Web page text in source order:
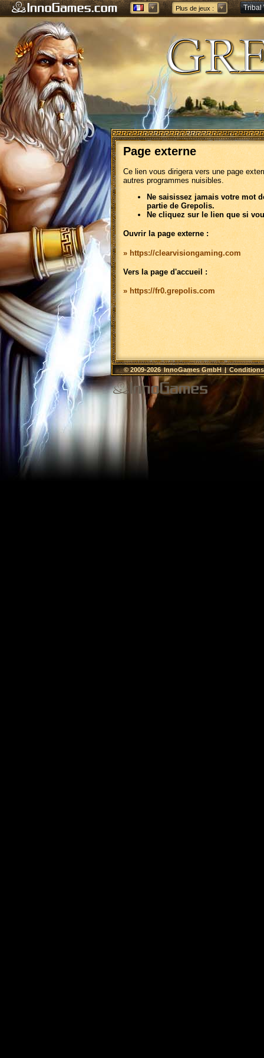
Plus de jeux : Tribal
Page externe
Ce lien vous dirigera vers une page
autres programmes nuisibles.
Ne saisissez jamais votre mot
partie de Grepolis.
Ne cliquez sur le lien que si
Ouvrir la page externe :
» https://clearvisiongaming.com
Vers la page d'accueil :
» https://fr0.grepolis.com
© 2009-2026InnoGames GmbH|